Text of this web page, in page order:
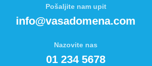
Pošaljite nam upit
info@vasadomena.com
Nazovite nas
01 234 5678